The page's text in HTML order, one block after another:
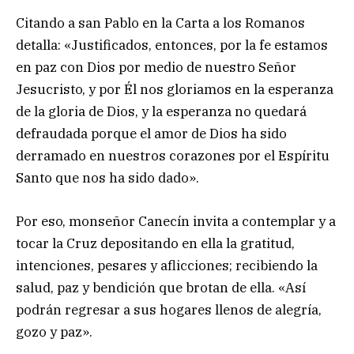
Citando a san Pablo en la Carta a los Romanos
detalla: «Justificados, entonces, por la fe estamos
en paz con Dios por medio de nuestro Señor
Jesucristo, y por Él nos gloriamos en la esperanza
de la gloria de Dios, y la esperanza no quedará
defraudada porque el amor de Dios ha sido
derramado en nuestros corazones por el Espíritu
Santo que nos ha sido dado».
Por eso, monseñor Canecín invita a contemplar y a
tocar la Cruz depositando en ella la gratitud,
intenciones, pesares y aflicciones; recibiendo la
salud, paz y bendición que brotan de ella. «Así
podrán regresar a sus hogares llenos de alegría,
gozo y paz».